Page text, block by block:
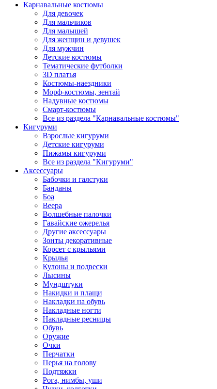
Карнавальные костюмы
Для девочек
Для мальчиков
Для малышей
Для женщин и девушек
Для мужчин
Детские костюмы
Тематические футболки
3D платья
Костюмы-наездники
Морф-костюмы, зентай
Надувные костюмы
Смарт-костюмы
Все из раздела "Карнавальные костюмы"
Кигуруми
Взрослые кигуруми
Детские кигуруми
Пижамы кигуруми
Все из раздела "Кигуруми"
Аксессуары
Бабочки и галстуки
Банданы
Боа
Веера
Волшебные палочки
Гавайские ожерелья
Другие аксессуары
Зонты декоративные
Корсет с крыльями
Крылья
Кулоны и подвески
Лысины
Мундштуки
Накидки и плащи
Накладки на обувь
Накладные ногти
Накладные ресницы
Обувь
Оружие
Очки
Перчатки
Перья на голову
Подтяжки
Рога, нимбы, уши